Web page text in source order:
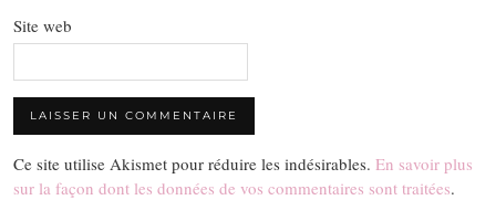
Site web
Ce site utilise Akismet pour réduire les indésirables. En savoir plus
sur la façon dont les données de vos commentaires sont traitées.